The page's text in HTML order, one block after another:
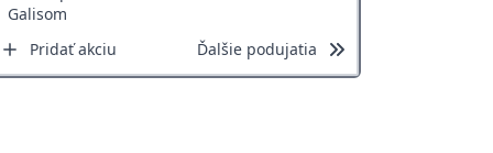
Pridať akciu Ďalšie podujatia